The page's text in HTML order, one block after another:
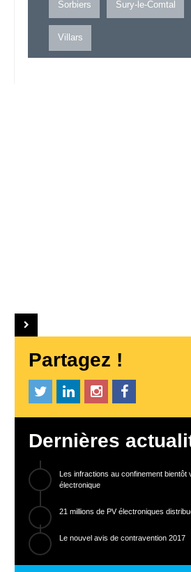
Sorbiers Sury-le-Comtal
Villars
Partagez !
Dernières
Les infractions au confinement bientôt
électronique
21 millions de PV électroniques
Le nouvel avis de contravention 2017